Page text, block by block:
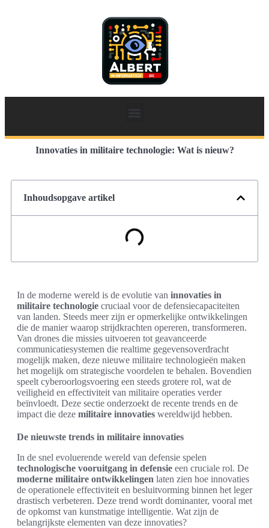
Innovaties in militaire technologie: Wat is nieuw?
Inhoudsopgave artikel
In de moderne wereld is de evolutie van innovaties in
militaire technologie cruciaal voor de defensiecapaciteiten
van landen. Steeds meer zijn er opmerkelijke ontwikkelingen
die de manier waarop strijdkrachten opereren, transformeren.
Van drones die missies uitvoeren tot geavanceerde
communicatiesystemen die realtime gegevensoverdracht
mogelijk maken, deze nieuwe militaire technologieën maken
het mogelijk om strategische voordelen te behalen. Bovendien
speelt cyberoorlogsvoering een steeds grotere rol, wat de
veiligheid en effectiviteit van militaire operaties verder
beïnvloedt. Deze sectie onderzoekt de recente trends en de
impact die deze militaire innovaties wereldwijd hebben.
De nieuwste trends in militaire innovaties
In de snel evoluerende wereld van defensie spelen
technologische vooruitgang in defensie een cruciale rol. De
moderne militaire ontwikkelingen laten zien hoe innovaties
de operationele effectiviteit en besluitvorming binnen het leger
drastisch verbeteren. Deze trend wordt dominanter, vooral met
de opkomst van kunstmatige intelligentie. Wat zijn de
belangrijkste elementen van deze innovaties?